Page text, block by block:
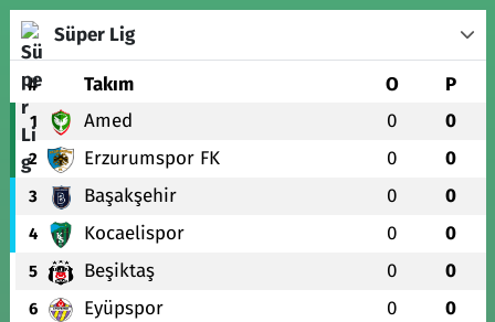
Süper Lig
# Takım O P
1 Amed 0 0
2 Erzurumspor FK 0 0
3 Başakşehir 0 0
4 Kocaelispor 0 0
5 Beşiktaş 0 0
6 Eyüpspor 0 0